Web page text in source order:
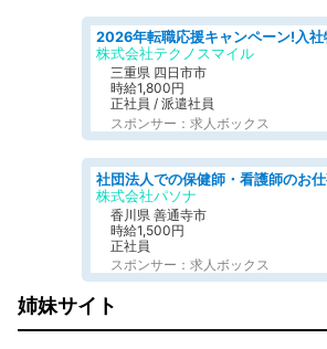
株式会社テクノスマイル
三重県 四日市市
時給1,800円
正社員 / 派遣社員
スポンサー：求人ボックス
株式会社パソナ
香川県 善通寺市
時給1,500円
正社員
スポンサー：求人ボックス
姉妹サイト